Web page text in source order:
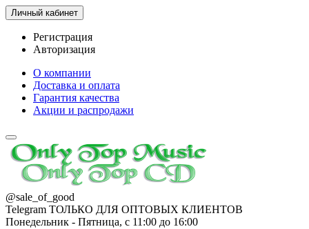
Личный кабинет
Регистрация
Авторизация
О компании
Доставка и оплата
Гарантия качества
Акции и распродажи
@sale_of_good
Telegram ТОЛЬКО ДЛЯ ОПТОВЫХ КЛИЕНТОВ
Понедельник - Пятница, с 11:00 до 16:00